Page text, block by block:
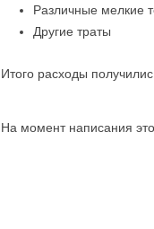
Различные мелкие
Другие траты
Итого расходы
На момент написания